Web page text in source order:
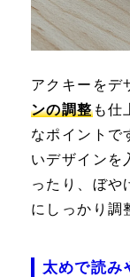
アクキーをデ
ンの調整も仕
なポイントで
いデザインを
ったり、ぼや
にしっかり調
太めで読み